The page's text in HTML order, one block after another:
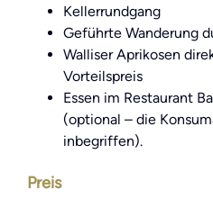
Kellerrundgang
Geführte Wanderung
Walliser Aprikosen
Vorteilspreis
Essen im Restaurant
(optional – die
inbegriffen).
Preis